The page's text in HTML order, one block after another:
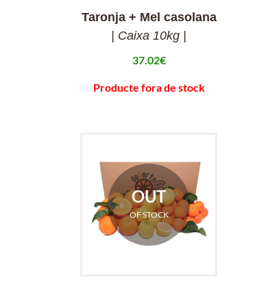
Taronja + Mel casolana
| Caixa 10kg |
37.02€
Producte fora de stock
OUT
OF STOCK